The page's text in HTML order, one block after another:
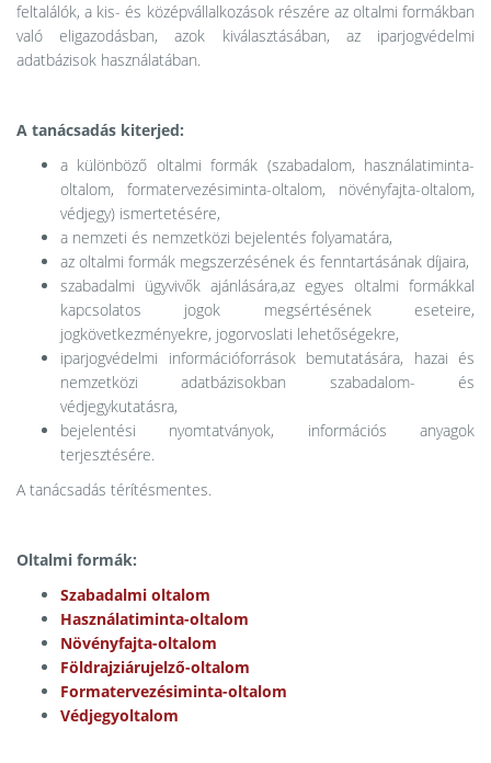
feltalálók, a kis- és középvállalkozások részére az oltalmi formákban
való eligazodásban, azok kiválasztásában, az iparjogvédelmi
adatbázisok használatában.
A tanácsadás kiterjed:
a különböző oltalmi formák (szabadalom, használatiminta-
oltalom, formatervezésiminta-oltalom, növényfajta-oltalom,
védjegy) ismertetésére,
a nemzeti és nemzetközi bejelentés folyamatára,
az oltalmi formák megszerzésének és fenntartásának díjaira,
szabadalmi ügyvivők ajánlására,az egyes oltalmi formákkal
kapcsolatos jogok megsértésének eseteire,
jogkövetkezményekre, jogorvoslati lehetőségekre,
iparjogvédelmi információforrások bemutatására, hazai és
nemzetközi adatbázisokban szabadalom- és
védjegykutatásra,
bejelentési nyomtatványok, információs anyagok
terjesztésére.
A tanácsadás térítésmentes.
Oltalmi formák:
Szabadalmi oltalom
Használatiminta-oltalom
Növényfajta-oltalom
Földrajziárujelző-oltalom
Formatervezésiminta-oltalom
Védjegyoltalom